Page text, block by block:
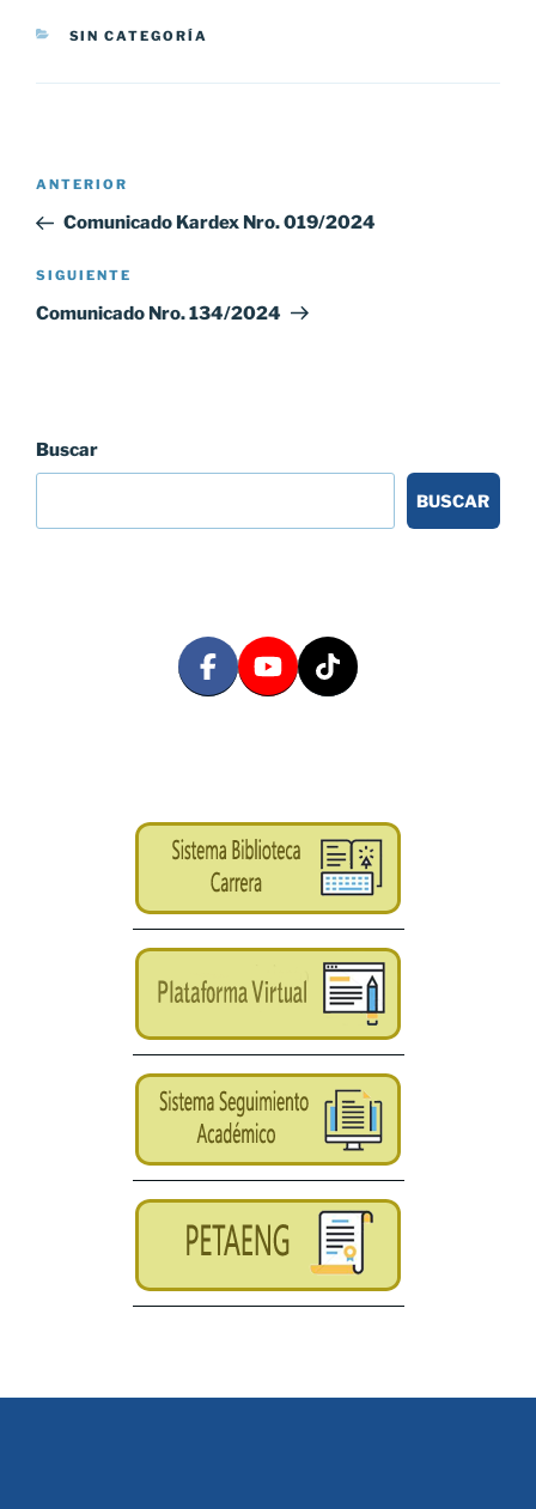
CATEGORÍAS
SIN CATEGORÍA
Navegación
entradas
Entrada
anterior:
ANTERIOR
Comunicado Kardex Nro. 019/2024
Siguiente
entrada
SIGUIENTE
Comunicado Nro. 134/2024
Buscar
BUSCAR